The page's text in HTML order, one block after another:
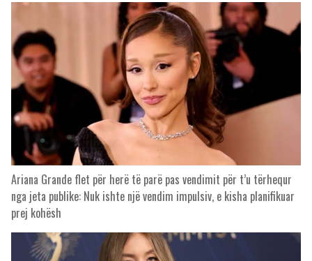
Ariana Grande flet për herë të parë pas vendimit për t’u tërhequr
nga jeta publike: Nuk ishte një vendim impulsiv, e kisha planifikuar
prej kohësh